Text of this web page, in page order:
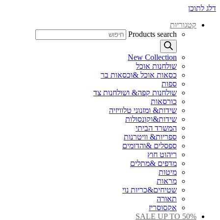
דלג לתוכן
קטגוריות
Products search
New Collection
שולחנות אוכל
כסאות אוכל &וכסאות בר
ספות
שולחנות קפה& ושולחנות צד
כורסאות
שידות& ומזנוני טלוויזיה
שידות&וקונסולות
המשרד הביתי
ספריות& וויטרנות
ספסלים &והדומים
ריהוט חוץ
מדפים &מתלים
מיטות
מראות
שטיחים&כריות נוי
תאורה
אקסוסריז
SALE UP TO 50%